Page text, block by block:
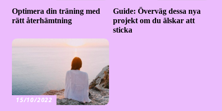
Optimera din träning med
rätt återhämtning
Guide: Överväg dessa nya
projekt om du älskar att
sticka
15/10/2022